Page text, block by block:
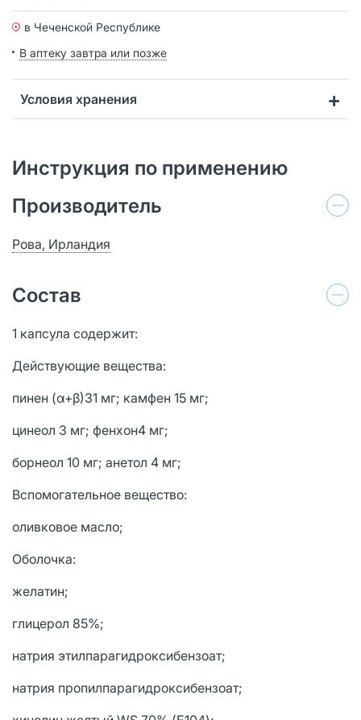
в Чеченской Республике
В аптеку завтра или позже
Условия хранения
Инструкция по применению
Производитель
Рова, Ирландия
Состав
1 капсула содержит:
Действующие вещества:
пинен (α+β)31 мг; камфен 15 мг;
цинеол 3 мг; фенхон4 мг;
борнеол 10 мг; анетол 4 мг;
Вспомогательное вещество:
оливковое масло;
Оболочка:
желатин;
глицерол 85%;
натрия этилпарагидроксибензоат;
натрия пропилпарагидроксибензоат;